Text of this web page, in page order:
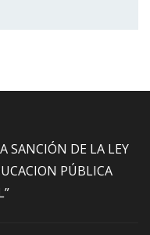
SANCIÓN DE LA LEY
PÚBLICA